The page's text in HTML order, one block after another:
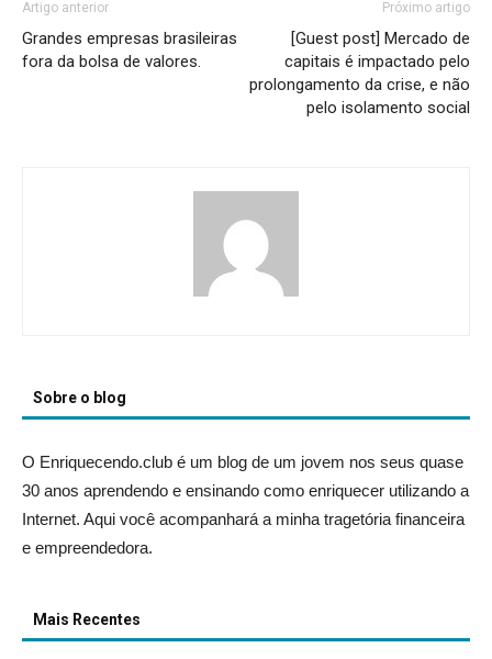
Artigo anterior
Grandes empresas brasileiras
fora da bolsa de valores.
Próximo artigo
[Guest post] Mercado de
capitais é impactado pelo
prolongamento da crise, e não
pelo isolamento social
Sobre o blog
O Enriquecendo.club é um blog de um jovem nos seus quase
30 anos aprendendo e ensinando como enriquecer utilizando a
Internet. Aqui você acompanhará a minha tragetória financeira
e empreendedora.
Mais Recentes